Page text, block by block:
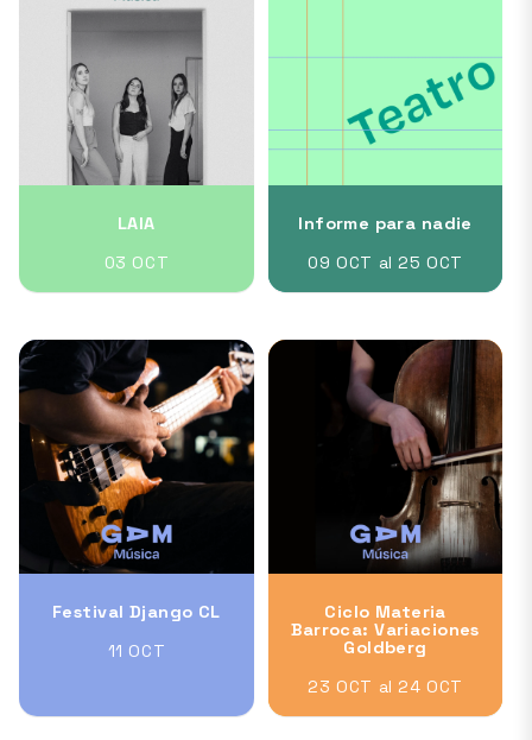
LAIA
03 OCT
Informe para nadie
09 OCT al 25 OCT
Festival Django CL
11 OCT
Ciclo Materia
Barroca: Variaciones
Goldberg
23 OCT al 24 OCT